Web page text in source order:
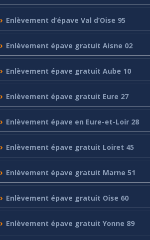
Enlèvement d’épave Val d’Oise 95
Enlèvement épave gratuit Aisne 02
Enlèvement épave gratuit Aube 10
Enlèvement épave gratuit Eure 27
Enlèvement épave en Eure-et-Loir 28
Enlèvement épave gratuit Loiret 45
Enlèvement épave gratuit Marne 51
Enlèvement épave gratuit Oise 60
Enlèvement épave gratuit Yonne 89